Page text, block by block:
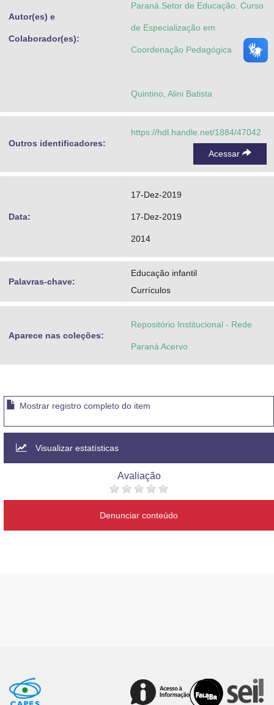
Autor(es) e
Colaborador(es):
Paraná.Setor de Educação. Curso
de Especialização em
Coordenação Pedagógica
Quintino, Alini Batista
Outros identificadores:
https://hdl.handle.net/1884/47042
Acessar
Data:
17-Dez-2019
17-Dez-2019
2014
Palavras-chave:
Educação infantil
Currículos
Aparece nas coleções:
Repositório Institucional - Rede
Paraná Acervo
Mostrar registro completo do item
Visualizar estatísticas
Avaliação
Denunciar conteúdo